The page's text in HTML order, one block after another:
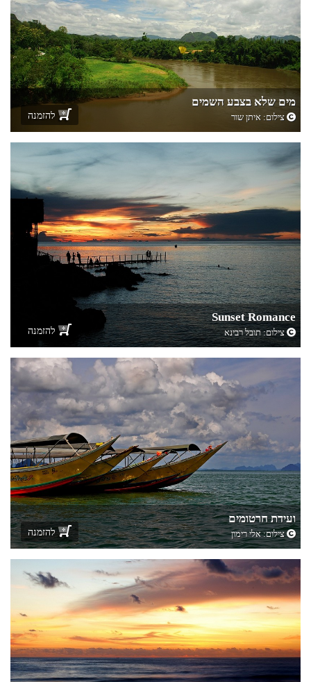
מים שלא בצבע השמים
צילום: איתן שור להזמנה
Sunset Romance
צילום:תובל רבינא להזמנה
ועידת חרטומים
צילום:אלי רימון להזמנה